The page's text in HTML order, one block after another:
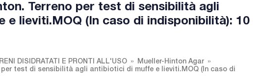
Terreno per test di sensibilità agli
e lieviti.MOQ (In caso di indisponibilità): 10
DISIDRATATI E PRONTI ALL'USO
Mueller-Hinton Agar
per test di sensibilità agli antibiotici di muffe e lieviti.MOQ (In caso di